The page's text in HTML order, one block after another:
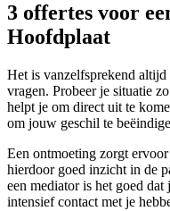
3 offertes voor
Hoofdplaat
Het is vanzelfsprekend altijd
vragen. Probeer je situatie
helpt je om direct uit te
om jouw geschil te
Een ontmoeting zorgt
hierdoor goed inzicht in de
een mediator is het goed
intensief contact met je